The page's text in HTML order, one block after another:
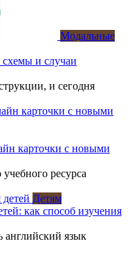
Модальные
схемы и случаи
и сегодня
карточки с новыми
ресурса
Детям
как способ изучения
английский язык